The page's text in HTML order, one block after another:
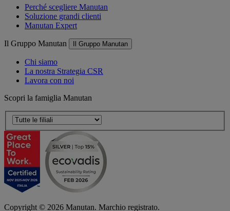
Perché scegliere Manutan
Soluzione grandi clienti
Manutan Expert
Il Gruppo Manutan Il Gruppo Manutan
Chi siamo
La nostra Strategia CSR
Lavora con noi
Scopri la famiglia Manutan
Copyright © 2026 Manutan. Marchio registrato.